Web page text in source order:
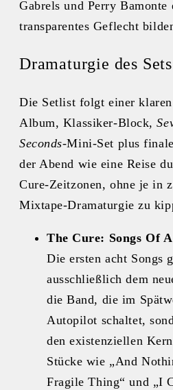
Gabrels und Perry Bamonte
transparentes Geflecht
Dramaturgie des Sets
Die Setlist folgt einer
Album, Klassiker-Block,
Seconds‑Mini‑Set plus
der Abend wie eine Reise
Cure‑Zeitzonen, ohne je in
Mixtape‑Dramaturgie zu
The Cure: Songs Of
Die ersten acht Songs
ausschließlich dem
die Band, die im
Autopilot schaltet,
den existenziellen
Stücke wie „And
Fragile Thing“ und „I